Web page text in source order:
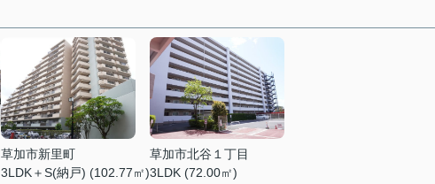
草加市新里町
3LDK＋S(納戸) (102.77㎡)
草加市北谷１丁目
3LDK (72.00㎡)